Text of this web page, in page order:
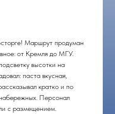
Маршрут продуман
от Кремля до МГУ.
высотки на
паста вкусная,
кратко и по
Персонал
с размещением.